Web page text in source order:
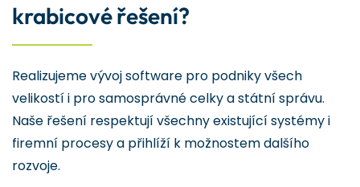
krabicové řešení?
Realizujeme vývoj software pro podniky všech
velikostí i pro samosprávné celky a státní správu.
Naše řešení respektují všechny existující systémy i
firemní procesy a přihlíží k možnostem dalšího
rozvoje.